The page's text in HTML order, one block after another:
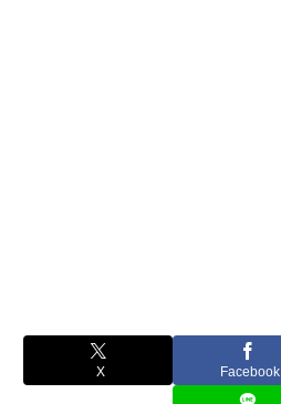
X Facebook